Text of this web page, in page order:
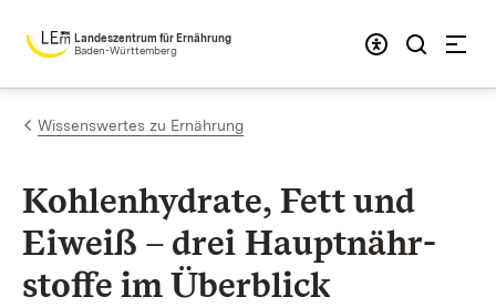
Zum Inhalt springen
Landeszentrum für Ernährung
Baden-Württemberg
Wissenswertes zu Ernährung
Kohlenhydrate, Fett und
Eiweiß – drei Hauptnähr­
stoffe im Überblick